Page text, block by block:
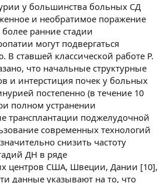
у большинства больных СД
и необратимое поражение
ранние стадии
могут подвергаться
В ставшей классической работе P.
что начальные структурные
и интерстиция почек у больных
постепенно (в течение 10
полном устранении
трансплантации поджелудочной
современных технологий
снизить частоту
ДН в ряде
центров США, Швеции, Дании [10],
данные указывают на то, что